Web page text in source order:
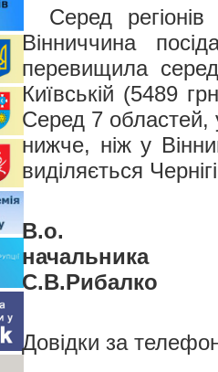
Серед
Вінниччина
перевищила
Київській (5489
Серед 7 областей,
нижче, ніж у
виділяється
В.о.
начальника
С.В.Рибалко
Довідки за